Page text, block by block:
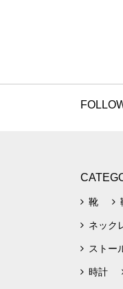
靴
ネック
ストー
時計